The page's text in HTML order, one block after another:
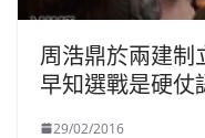
周浩鼎於兩建制
早知選戰是硬仗
29/02/2016